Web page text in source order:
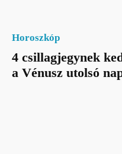
Horoszkóp
4 csillagjegynek
a Vénusz utolsó